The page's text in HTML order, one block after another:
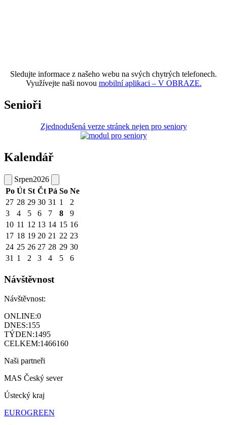
Sledujte informace z našeho webu na svých chytrých telefonech.
Využívejte naši novou mobilní aplikaci – V OBRAZE.
Senioři
Zjednodušená verze stránek nejen pro seniory
Kalendář
Srpen2026
Po Út St Čt Pá So Ne
27 28 29 30 31 1
2
3
4 5 6 7 8
9
10 11 12 13 14 15 16
17 18 19 20 21 22 23
24 25 26 27 28 29 30
31 1 2 3 4 5 6
Návštěvnost
Návštěvnost:
ONLINE:0
DNES:155
TÝDEN:1495
CELKEM:1466160
Naši partneři
MAS Český sever
Ústecký kraj
EUROGREEN